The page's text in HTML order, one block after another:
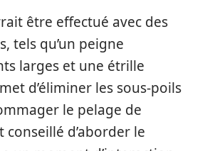
être effectué avec des
tels qu’un peigne
larges et une étrille
d’éliminer les sous-poils
le pelage de
d’aborder le